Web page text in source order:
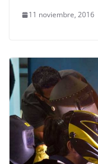
11 noviembre, 2016